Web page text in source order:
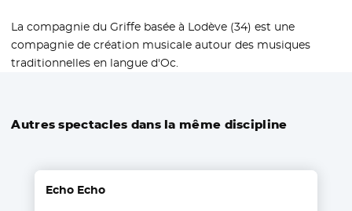
La compagnie du Griffe basée à Lodève (34) est une
compagnie de création musicale autour des musiques
traditionnelles en langue d'Oc.
Autres spectacles dans la même discipline
Echo Echo